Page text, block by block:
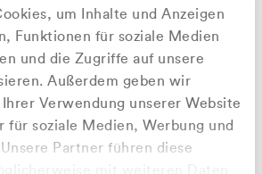
um Inhalte und Anzeigen
Funktionen für soziale Medien
und die Zugriffe auf unsere
Außerdem geben wir
Ihrer Verwendung unserer Website
für soziale Medien, Werbung und
Partner führen diese
Apilash Balanesan